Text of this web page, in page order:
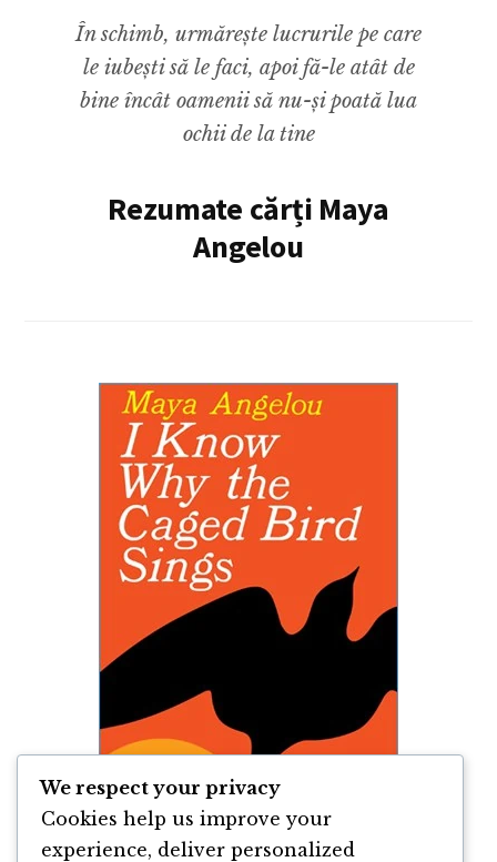
În schimb, urmărește lucrurile pe care
le iubești să le faci, apoi fă-le atât de
bine încât oamenii să nu-și poată lua
ochii de la tine
Rezumate cărți Maya
Angelou
We respect your privacy
Cookies help us improve your
experience, deliver personalized